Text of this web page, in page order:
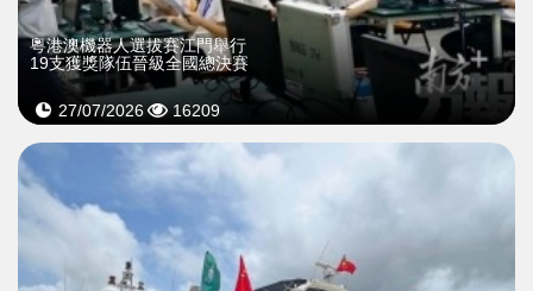
粵港澳機器人選拔賽江門舉行
19支獲獎隊伍晉級全國總決賽
27/07/2026 16209